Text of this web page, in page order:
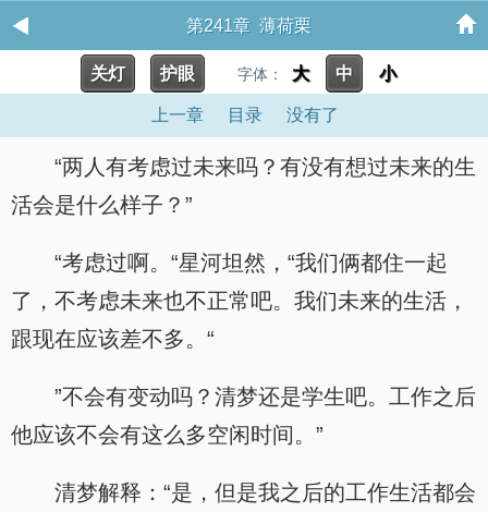
第241章 薄荷栗
关灯 护眼 字体： 大 中 小
上一章 目录 没有了
“两人有考虑过未来吗？有没有想过未来的生
活会是什么样子？”
“考虑过啊。“星河坦然，“我们俩都住一起
了，不考虑未来也不正常吧。我们未来的生活，
跟现在应该差不多。“
”不会有变动吗？清梦还是学生吧。工作之后
他应该不会有这么多空闲时间。”
清梦解释：“是，但是我之后的工作生活都会